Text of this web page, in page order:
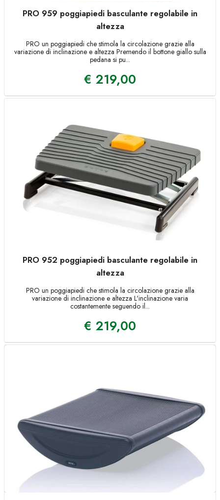
PRO 959 poggiapiedi basculante regolabile in
altezza
PRO un poggiapiedi che stimola la circolazione grazie alla
variazione di inclinazione e altezza Premendo il bottone giallo sulla
pedana si pu...
€ 219,00
PRO 952 poggiapiedi basculante regolabile in
altezza
PRO un poggiapiedi che stimola la circolazione grazie alla
variazione di inclinazione e altezza L'inclinazione varia
costantemente seguendo il...
€ 219,00